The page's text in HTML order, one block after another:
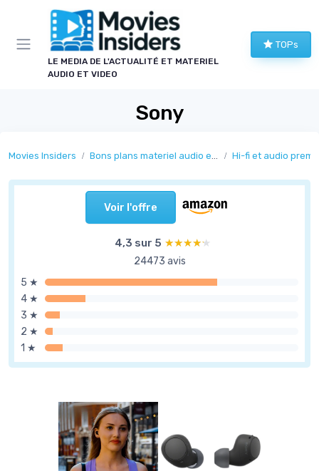
LE MEDIA DE L'ACTUALITÉ ET MATERIEL
AUDIO ET VIDEO
TOPs
Sony
Movies Insiders Bons plans materiel audio et video Hi-fi et audio
Voir l'offre
4,3 sur 5 ★★★★★
★★★★★
24473 avis
5 ★
4 ★
3 ★
2 ★
1 ★
Panneau de gestion des cookies